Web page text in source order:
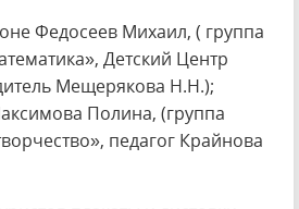
Федосеев Михаил, ( группа
Детский Центр
Мещерякова Н.Н.);
Полина, (группа
педагог Крайнова